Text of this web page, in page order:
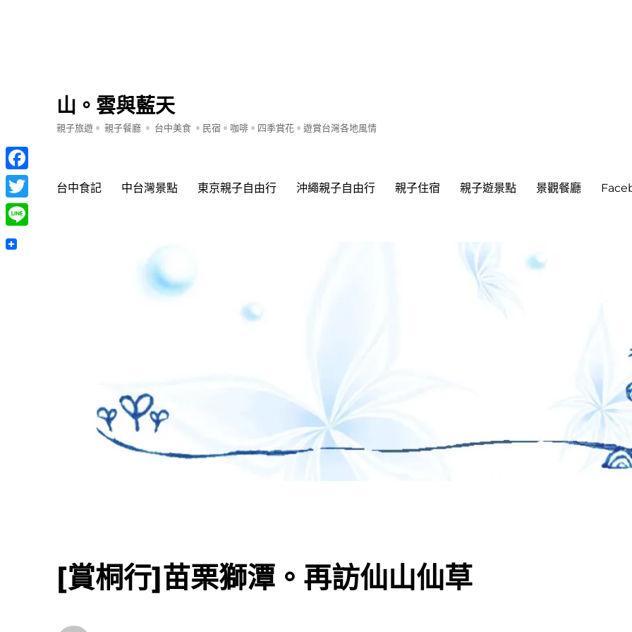
山。雲與藍天
親子旅遊。 親子餐廳 。 台中美食 。民宿。咖啡。四季賞花。遊賞台灣各地風情
台中食記 中台灣景點 東京親子自由行 沖繩親子自由行 親子住宿 親子遊景點 景觀餐廳
[賞桐行]苗栗獅潭。再訪仙山仙草
Facebook
Twitter
Line